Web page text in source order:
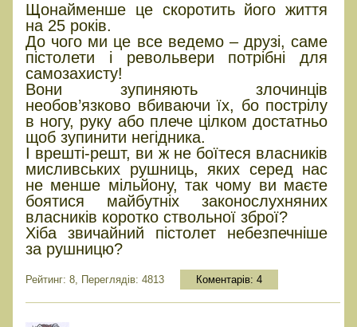
Щонайменше це скоротить його життя
на 25 років.
До чого ми це все ведемо – друзі, саме
пістолети і револьвери потрібні для
самозахисту!
Вони зупиняють злочинців
необов’язково вбиваючи їх, бо пострілу
в ногу, руку або плече цілком достатньо
щоб зупинити негідника.
І врешті-решт, ви ж не боїтеся власників
мисливських рушниць, яких серед нас
не менше мільйону, так чому ви маєте
боятися майбутніх законослухняних
власників коротко ствольної зброї?
Хіба звичайний пістолет небезпечніше
за рушницю?
Рейтинг: 8, Переглядів: 4813 Коментарів: 4